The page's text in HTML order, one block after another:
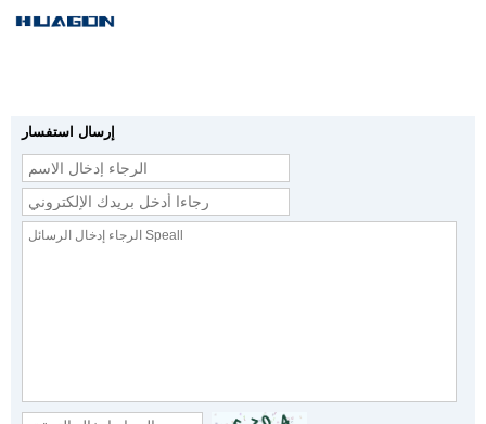
إرسال استفسار